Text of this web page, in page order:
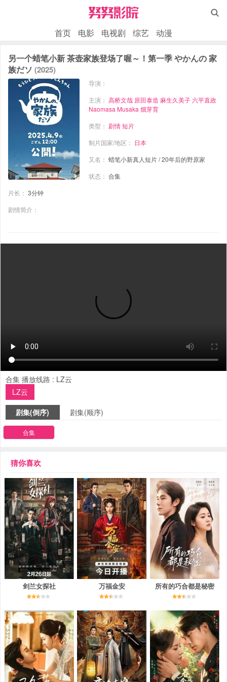

首页 电影 电视剧 综艺 动漫
另一个蜡笔小新 茶壶家族登场了喔～！第一季 やかんの 家
族だソ (2025)
导演：
主演：高桥文哉 原田泰造 麻生久美子 六平直政
Naomasa Musaka 畑芽育
类型： 剧情 短片
制片国家/地区： 日本
又名：蜡笔小新真人短片 / 20年后的野原家
状态：合集
片长： 3分钟
剧情简介：
合集 播放线路 : LZ云
LZ云
剧集(倒序)
剧集(顺序)
合集
猜你喜欢
剑兰女探社 万福金安 所有的巧合都是秘密